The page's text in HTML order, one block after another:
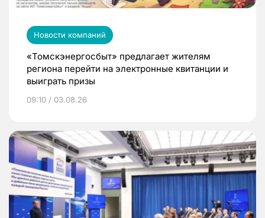
Новости компаний
«Томскэнергосбыт» предлагает жителям
региона перейти на электронные квитанции и
выиграть призы
09:10 / 03.08.26